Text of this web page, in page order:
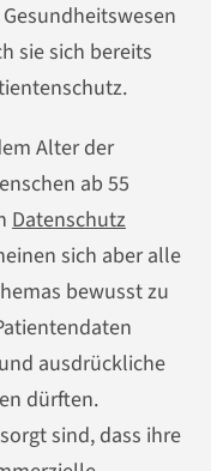
sie sich bereits
Alter der
ab 55
Datenschutz
sich aber alle
bewusst zu
ausdrückliche
dürften.
sind, dass ihre